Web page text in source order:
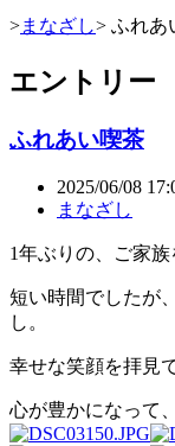
>まなざし> ふれあ
エントリー
ふれあい喫茶
2025/06/08
まなざし
1年ぶりの、ご家
短い時間でしたが
し。
幸せな笑顔を拝見
心が豊かになって